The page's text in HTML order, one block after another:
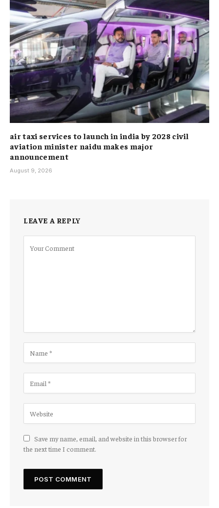
air taxi services to launch in india by 2028 civil
aviation minister naidu makes major
announcement
August 9, 2026
LEAVE A REPLY
Save my name, email, and website in this browser for
the next time I comment.